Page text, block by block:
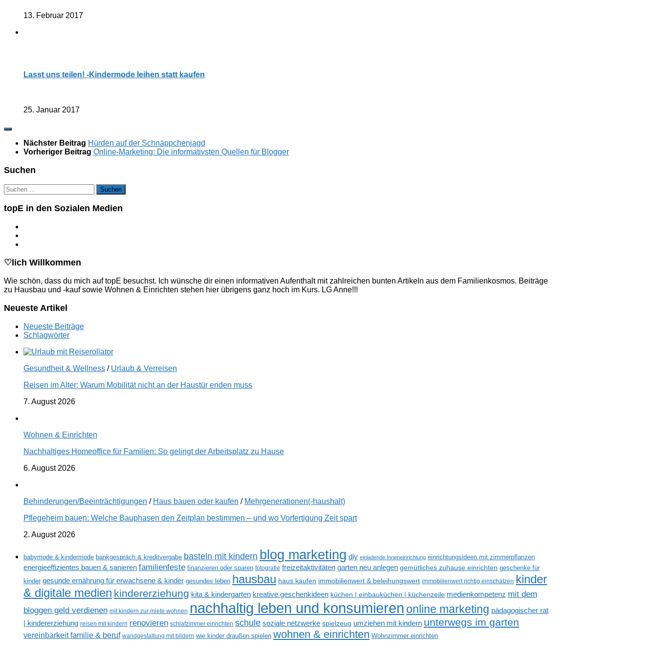
13. Februar 2017
Lasst uns teilen! -Kindermode leihen statt kaufen
25. Januar 2017
Nächster Beitrag Hürden auf der Schnäppchenjagd
Vorheriger Beitrag Online-Marketing: Die informativsten Quellen für Blogger
Suchen
Suchen
nach:
topE in den Sozialen Medien
♡lich Willkommen
Wie schön, dass du mich auf topE besuchst. Ich wünsche dir einen informativen Aufenthalt mit zahlreichen bunten Artikeln aus dem Familienkosmos. Beiträge
zu Hausbau und -kauf sowie Wohnen & Einrichten stehen hier übrigens ganz hoch im Kurs. LG Anne!!!
Neueste Artikel
Neueste Beiträge
Schlagwörter
Gesundheit & Wellness / Urlaub & Verreisen
Reisen im Alter: Warum Mobilität nicht an der Haustür enden muss
7. August 2026
Wohnen & Einrichten
Nachhaltiges Homeoffice für Familien: So gelingt der Arbeitsplatz zu Hause
6. August 2026
Behinderungen/Beeinträchtigungen / Haus bauen oder kaufen / Mehrgenerationen(-haushalt)
Pflegeheim bauen: Welche Bauphasen den Zeitplan bestimmen – und wo Vorfertigung Zeit spart
2. August 2026
babymode & kindermode bankgespräch & kreditvergabe basteln mit kindern blog marketing diy einladende Inneneinrichtung einrichtungsideen mit zimmerpflanzen
energieeffizientes bauen & sanieren familienfeste finanzieren oder sparen fotografie freizeitaktivitäten garten neu anlegen gemütliches zuhause einrichten geschenke für
kinder gesunde ernährung für erwachsene & kinder gesundes leben hausbau haus kaufen immobilienwert & beleihungswert immobilienwert richtig einschätzen kinder
& digitale medien kindererziehung kita & kindergarten kreative geschenkideen küchen | einbauküchen | küchenzeile medienkompetenz mit dem
bloggen geld verdienen mit kindern zur miete wohnen nachhaltig leben und konsumieren online marketing pädagogischer rat
| kindererziehung reisen mit kindern renovieren schlafzimmer einrichten schule soziale netzwerke spielzeug umziehen mit kindern unterwegs im garten
vereinbarkeit familie & beruf wandgestaltung mit bildern wie kinder draußen spielen wohnen & einrichten Wohnzimmer einrichten